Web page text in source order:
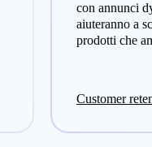
con annunci
aiuteranno a
prodotti che
Customer